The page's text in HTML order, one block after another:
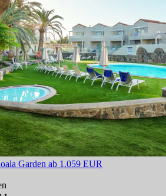
Garden ab 1.059 EUR